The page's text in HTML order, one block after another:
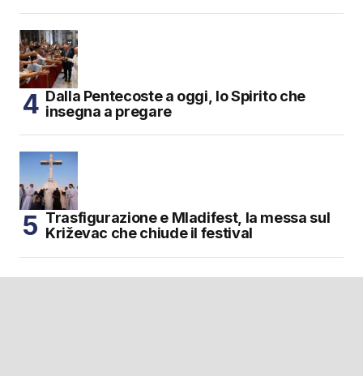
Dalla Pentecoste a oggi, lo Spirito che
insegna a pregare
Trasfigurazione e Mladifest, la messa sul
Križevac che chiude il festival